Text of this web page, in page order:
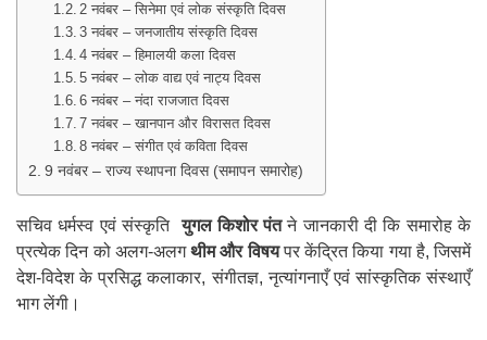
2 नवंबर – सिनेमा एवं लोक संस्कृति दिवस
3 नवंबर – जनजातीय संस्कृति दिवस
4 नवंबर – हिमालयी कला दिवस
5 नवंबर – लोक वाद्य एवं नाट्य दिवस
6 नवंबर – नंदा राजजात दिवस
7 नवंबर – खानपान और विरासत दिवस
8 नवंबर – संगीत एवं कविता दिवस
9 नवंबर – राज्य स्थापना दिवस (समापन समारोह)
सचिव धर्मस्व एवं संस्कृति युगल किशोर पंतने जानकारी दी कि समारोह के
प्रत्येक दिन को अलग-अलगथीम और विषयपर केंद्रित किया गया है, जिसमें
देश-विदेश के प्रसिद्ध कलाकार, संगीतज्ञ, नृत्यांगनाएँ एवं सांस्कृतिक संस्थाएँ
भाग लेंगी।